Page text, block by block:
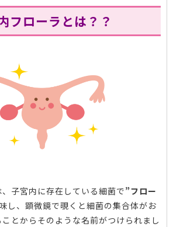
フローラとは？？
子宮内に存在している細菌で”フロー
し、顕微鏡で覗くと細菌の集合体がお
とからそのような名前がつけられまし